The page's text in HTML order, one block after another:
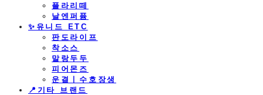
플라리떼
날엔퍼퓸
​✨유니드 ETC
판도라이프
착소스
말랑두두
피어몬즈
운결ㅣ수호장생
📍기타 브랜드